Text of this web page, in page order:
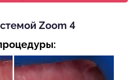
Zoom 4